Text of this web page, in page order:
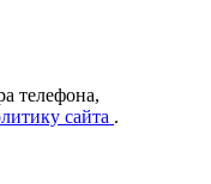
телефона,
сайта .